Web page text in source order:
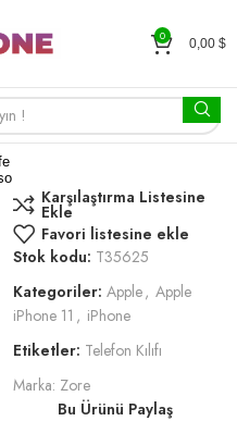
0
0,00 $
Karşılaştırma Listesine
Ekle
Favori listesine ekle
Stok kodu: T35625
Kategoriler: Apple, Apple
iPhone 11 , iPhone
Etiketler: Telefon Kılıfı
Marka: Zore
Bu Ürünü Paylaş